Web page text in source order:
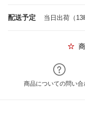
配送予定 当日出荷（13
商品についての問い合